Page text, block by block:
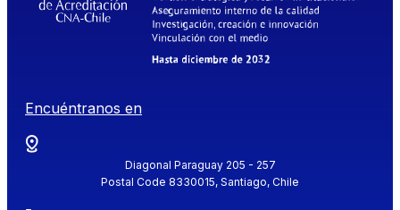
Encuéntranos en
Diagonal Paraguay 205 - 257
Postal Code 8330015, Santiago, Chile